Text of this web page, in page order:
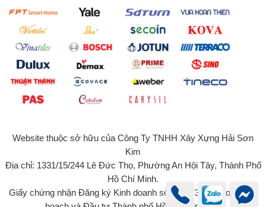
Website thuộc sở hữu của Công Ty TNHH Xây Xựng Hải Sơn
Kim
Địa chỉ: 1331/15/244 Lê Đức Thọ, Phường An Hội Tây, Thành Phố
Hồ Chí Minh.
Giấy chứng nhận Đăng ký Kinh doanh số 0315734131 do Sở Kế